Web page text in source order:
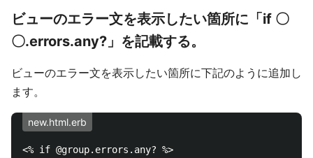
ビューのエラー文を表示したい箇所に「if 〇
〇.errors.any?」を記載する。
ビューのエラー文を表示したい箇所に下記のように追加し
ます。
new.html.erb
<% if @group.errors.any? %>